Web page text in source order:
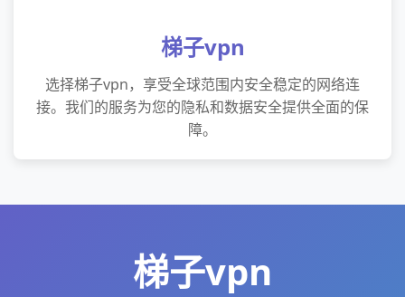
梯子vpn
选择梯子vpn，享受全球范围内安全稳定的网络连
接。我们的服务为您的隐私和数据安全提供全面的保
障。
梯子vpn